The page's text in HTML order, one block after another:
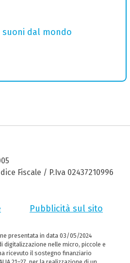
suoni dal mondo
Fiscale / P.Iva 02437210996
Pubblicità sul sito
presentata in data 03/05/2024
digitalizzazione nelle micro, piccole e
ricevuto il sostegno finanziario